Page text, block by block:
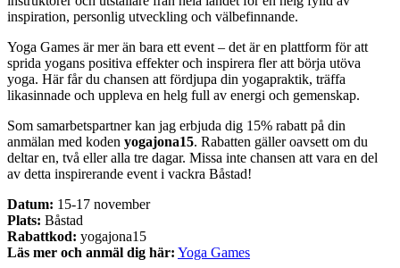
inspiration, personlig utveckling och välbefinnande.
Yoga Games är mer än bara ett event – det är en plattform för att
sprida yogans positiva effekter och inspirera fler att börja utöva
yoga. Här får du chansen att fördjupa din yogapraktik, träffa
likasinnade och uppleva en helg full av energi och gemenskap.
Som samarbetspartner kan jag erbjuda dig 15% rabatt på din
anmälan med koden yogajona15. Rabatten gäller oavsett om du
deltar en, två eller alla tre dagar. Missa inte chansen att vara en del
av detta inspirerande event i vackra Båstad!
Datum: 15-17 november
Plats: Båstad
Rabattkod: yogajona15
Läs mer och anmäl dig här: Yoga Games